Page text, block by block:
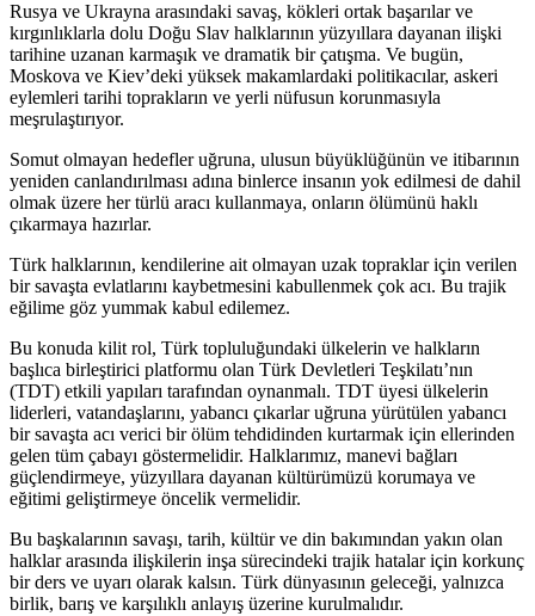
Rusya ve Ukrayna arasındaki savaş, kökleri ortak başarılar ve
kırgınlıklarla dolu Doğu Slav halklarının yüzyıllara dayanan ilişki
tarihine uzanan karmaşık ve dramatik bir çatışma. Ve bugün,
Moskova ve Kiev’deki yüksek makamlardaki politikacılar, askeri
eylemleri tarihi toprakların ve yerli nüfusun korunmasıyla
meşrulaştırıyor.
Somut olmayan hedefler uğruna, ulusun büyüklüğünün ve itibarının
yeniden canlandırılması adına binlerce insanın yok edilmesi de dahil
olmak üzere her türlü aracı kullanmaya, onların ölümünü haklı
çıkarmaya hazırlar.
Türk halklarının, kendilerine ait olmayan uzak topraklar için verilen
bir savaşta evlatlarını kaybetmesini kabullenmek çok acı. Bu trajik
eğilime göz yummak kabul edilemez.
Bu konuda kilit rol, Türk topluluğundaki ülkelerin ve halkların
başlıca birleştirici platformu olan Türk Devletleri Teşkilatı’nın
(TDT) etkili yapıları tarafından oynanmalı. TDT üyesi ülkelerin
liderleri, vatandaşlarını, yabancı çıkarlar uğruna yürütülen yabancı
bir savaşta acı verici bir ölüm tehdidinden kurtarmak için ellerinden
gelen tüm çabayı göstermelidir. Halklarımız, manevi bağları
güçlendirmeye, yüzyıllara dayanan kültürümüzü korumaya ve
eğitimi geliştirmeye öncelik vermelidir.
Bu başkalarının savaşı, tarih, kültür ve din bakımından yakın olan
halklar arasında ilişkilerin inşa sürecindeki trajik hatalar için korkunç
bir ders ve uyarı olarak kalsın. Türk dünyasının geleceği, yalnızca
birlik, barış ve karşılıklı anlayış üzerine kurulmalıdır.